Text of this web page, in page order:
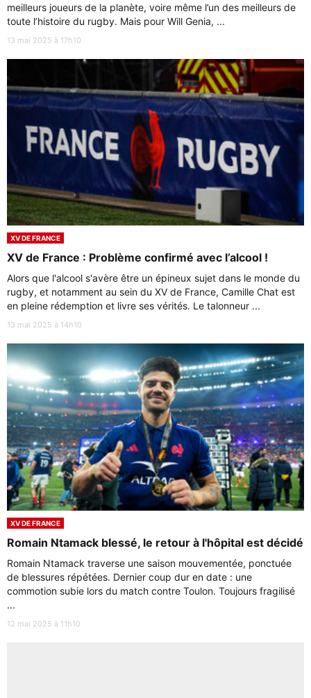
meilleurs joueurs de la planète, voire même l’un des meilleurs de
toute l’histoire du rugby. Mais pour Will Genia, ...
13 mai 2025 à 17h10
XV DE FRANCE
XV de France : Problème confirmé avec l’alcool !
Alors que l'alcool s'avère être un épineux sujet dans le monde du
rugby, et notamment au sein du XV de France, Camille Chat est
en pleine rédemption et livre ses vérités. Le talonneur ...
13 mai 2025 à 14h10
XV DE FRANCE
Romain Ntamack blessé, le retour à l'hôpital est décidé
Romain Ntamack traverse une saison mouvementée, ponctuée
de blessures répétées. Dernier coup dur en date : une
commotion subie lors du match contre Toulon. Toujours fragilisé
...
12 mai 2025 à 11h10